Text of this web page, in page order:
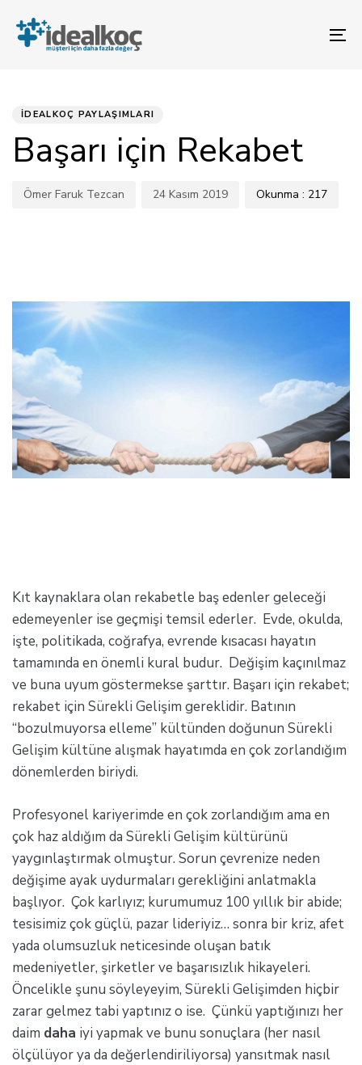
atla
gezinme
bölümüne
atlaİDEALKOÇ PAYLAŞIMLARI
Başarı için Rekabet
Ömer Faruk Tezcan 24 Kasım 2019 Okunma : 217
Kıt kaynaklara olan rekabetle baş edenler geleceği
edemeyenler ise geçmişi temsil ederler. Evde, okulda,
işte, politikada, coğrafya, evrende kısacası hayatın
tamamında en önemli kural budur. Değişim kaçınılmaz
ve buna uyum göstermekse şarttır. Başarı için rekabet;
rekabet için Sürekli Gelişim gereklidir. Batının
“bozulmuyorsa elleme” kültünden doğunun Sürekli
Gelişim kültüne alışmak hayatımda en çok zorlandığım
dönemlerden biriydi.
Profesyonel kariyerimde en çok zorlandığım ama en
çok haz aldığım da Sürekli Gelişim kültürünü
yaygınlaştırmak olmuştur. Sorun çevrenize neden
değişime ayak uydurmaları gerekliğini anlatmakla
başlıyor. Çok karlıyız; kurumumuz 100 yıllık bir abide;
tesisimiz çok güçlü, pazar lideriyiz… sonra bir kriz, afet
yada olumsuzluk neticesinde oluşan batık
medeniyetler, şirketler ve başarısızlık hikayeleri.
Öncelikle şunu söyleyeyim, Sürekli Gelişimden hiçbir
zarar gelmez tabi yaptınız o ise. Çünkü yaptığınızı her
daim daha iyi yapmak ve bunu sonuçlara (her nasıl
ölçülüyor ya da değerlendiriliyorsa) yansıtmak nasıl